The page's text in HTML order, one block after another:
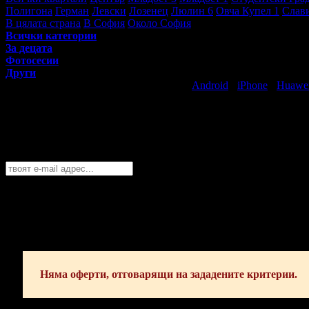
Полигона Герман Левски Лозенец Люлин 6 Овча Купел 1
В цялата страна В София Около София
Всички категории
За децата
Фотосесии
Други
Android iPhone
Няма оферти, отговарящи на зададените критерии.